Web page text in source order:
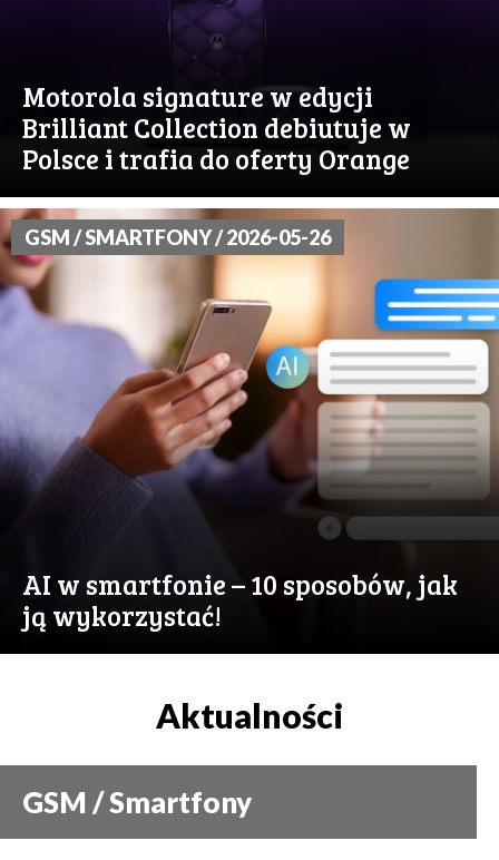
Motorola signature w edycji
Brilliant Collection debiutuje w
Polsce i trafia do oferty Orange
GSM / SMARTFONY / 2026-05-26
AI w smartfonie – 10 sposobów, jak
ją wykorzystać!
Aktualności
GSM / Smartfony